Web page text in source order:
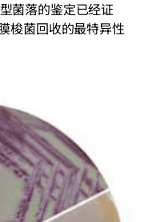
菌落的鉴定已经证
梭菌回收的最特异性